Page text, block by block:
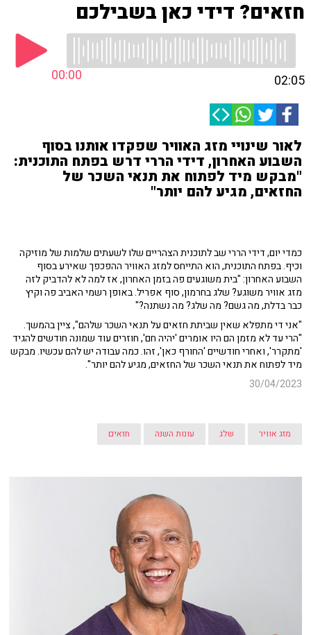
חזאים? דידי כאן בשבילכם
00:00 02:05
לאור שינויי מזג האוויר שפקדו אותנו בסוף
השבוע האחרון, דידי הררי דרש בפתח התוכנית:
"מבקש מיד לפתוח את תנאי השכר של
החזאים, מגיע להם יותר"
כמדי יום, דידי הררי שב לתוכנית הצהריים שלו לשעתים שלמות של מוזיקה
וכיף. בפתח התוכנית, הוא התייחס למזג האוויר ההפכפך שאירע בסוף
השבוע האחרון: "בית משוגעים פה בזמן האחרון, אז למה לא להדביק לזה
מזג אוויר משוגע? שלג בחרמון, סוף אפריל. באופן רשמי האביב פה וקיץ
כבר בדלת, מה גשם? מה שלג? מה נשתנה?"
"אני די מתפלא שאין שביתת חזאים על תנאי השכר שלהם", ציין בהמשך.
"הרי עד לא מזמן הם היו אומרים 'יהיה חם', חוזרים עוד שמונה חודשים להגיד
'מתקרר', ואחרי חודשיים 'החורף כאן', זהו. כמה עבודה יש להם עכשיו. מבקש
מיד לפתוח את תנאי השכר של החזאים, מגיע להם יותר".
30/04/2023
מזג אוויר שלג עונות השנה חזאים